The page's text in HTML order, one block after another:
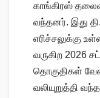
காங்கிரஸ்
வந்தனர். இது
எரிச்சலுக்கு
வருகிற 2026
தொகுதிகள்
வலியுறுத்தி